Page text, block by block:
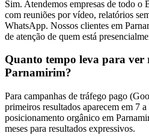
Sim. Atendemos empresas de todo o
com reuniões por vídeo, relatórios
WhatsApp. Nossos clientes em
de atenção de quem está
Quanto tempo leva para ver
Parnamirim?
Para campanhas de tráfego pago
primeiros resultados aparecem em 7
posicionamento orgânico em
meses para resultados expressivos.